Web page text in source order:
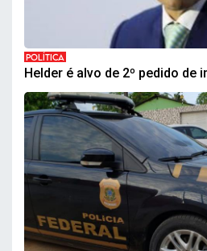
POLÍTICA
Helder é alvo de 2º pedido de